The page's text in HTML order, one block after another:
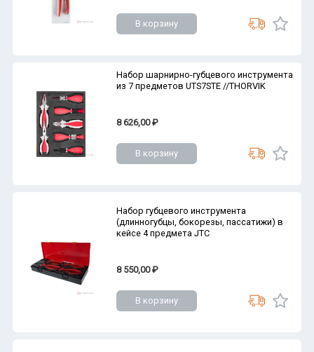
В корзину
Набор шарнирно-губцевого инструмента
из 7 предметов UTS7STE //THORVIK
8 626,00 ₽
В корзину
Набор губцевого инструмента
(длинногубцы, бокорезы, пассатижи) в
кейсе 4 предмета JTC
8 550,00 ₽
В корзину